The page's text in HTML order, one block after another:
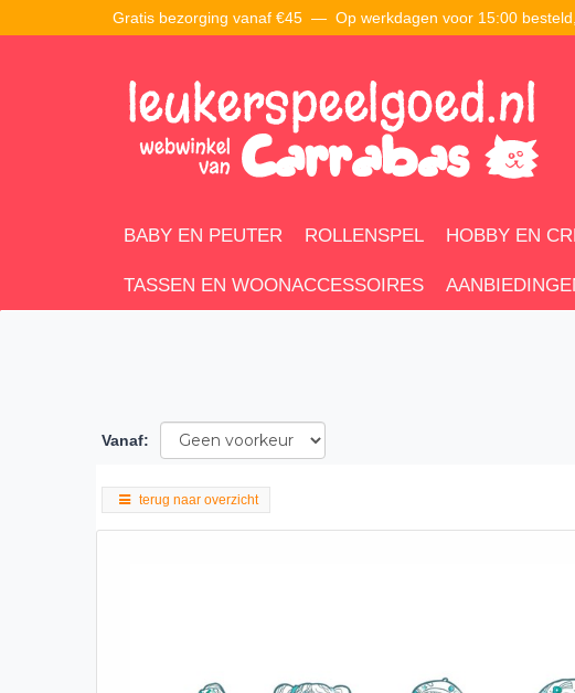
Gratis bezorging vanaf €45 — Op werkdagen voor 15:00
BABY EN PEUTER ROLLENSPEL HOBBY EN
TASSEN EN WOONACCESSOIRES
Vanaf:
terug naar overzicht